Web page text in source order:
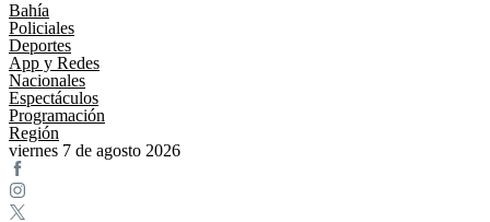
Bahía
Policiales
Deportes
App y Redes
Nacionales
Espectáculos
Programación
Región
viernes 7 de agosto 2026